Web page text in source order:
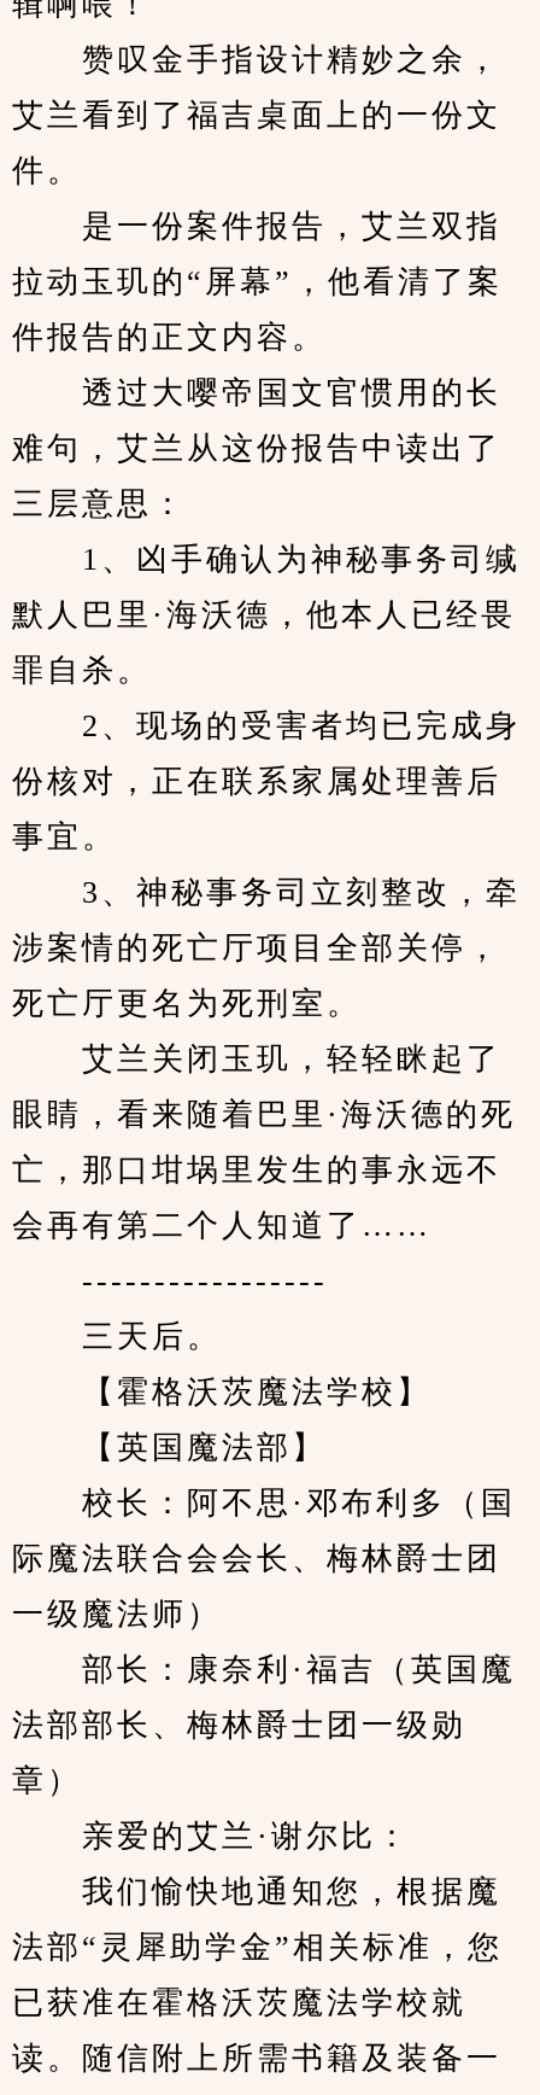
赞叹金手指设计精妙之余，
艾兰看到了福吉桌面上的一份文
件。
是一份案件报告，艾兰双指
拉动玉玑的“屏幕”，他看清了案
件报告的正文内容。
透过大嘤帝国文官惯用的长
难句，艾兰从这份报告中读出了
三层意思：
1、凶手确认为神秘事务司缄
默人巴里·海沃德，他本人已经畏
罪自杀。
2、现场的受害者均已完成身
份核对，正在联系家属处理善后
事宜。
3、神秘事务司立刻整改，牵
涉案情的死亡厅项目全部关停，
死亡厅更名为死刑室。
艾兰关闭玉玑，轻轻眯起了
眼睛，看来随着巴里·海沃德的死
亡，那口坩埚里发生的事永远不
会再有第二个人知道了……
-----------------
三天后。
【霍格沃茨魔法学校】
【英国魔法部】
校长：阿不思·邓布利多（国
际魔法联合会会长、梅林爵士团
一级魔法师）
部长：康奈利·福吉（英国魔
法部部长、梅林爵士团一级勋
章）
亲爱的艾兰·谢尔比：
我们愉快地通知您，根据魔
法部“灵犀助学金”相关标准，您
已获准在霍格沃茨魔法学校就
读。随信附上所需书籍及装备一